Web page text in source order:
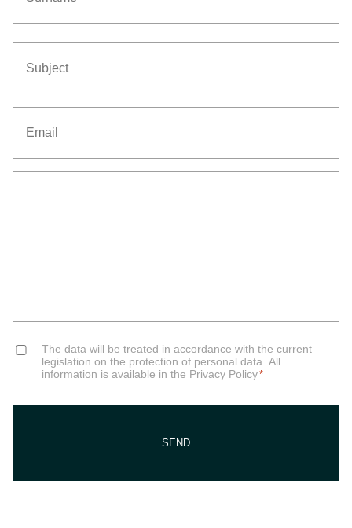
*
The data will be treated in accordance with the current
legislation on the protection of personal data. All
information is available in the Privacy Policy*